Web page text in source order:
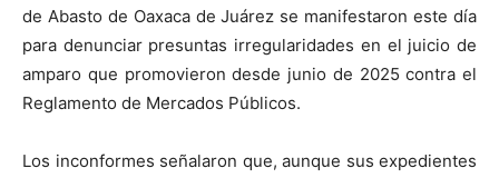
de Abasto de Oaxaca de Juárez se manifestaron este día
para denunciar presuntas irregularidades en el juicio de
amparo que promovieron desde junio de 2025 contra el
Reglamento de Mercados Públicos.
Los inconformes señalaron que, aunque sus expedientes